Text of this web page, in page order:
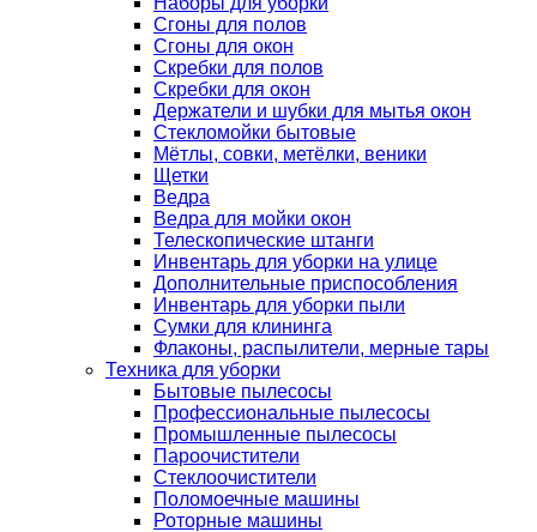
Сгоны для полов
Сгоны для окон
Скребки для полов
Скребки для окон
Держатели и шубки для мытья окон
Стекломойки бытовые
Мётлы, совки, метёлки, веники
Щетки
Ведра
Ведра для мойки окон
Телескопические штанги
Инвентарь для уборки на улице
Дополнительные приспособления
Инвентарь для уборки пыли
Сумки для клининга
Флаконы, распылители, мерные тары
Техника для уборки
Бытовые пылесосы
Профессиональные пылесосы
Промышленные пылесосы
Пароочистители
Стеклоочистители
Поломоечные машины
Роторные машины